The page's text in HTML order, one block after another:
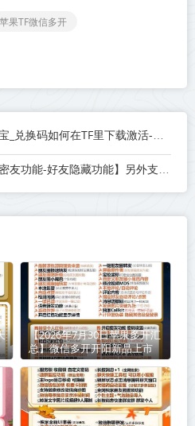
苹果TF微信多开
码如何在TF里下载激活-外测码能下几个
能-好友隐藏功能】另外支持虚拟视频功能
【2026年7月30日苹果多开汇
总】微信多开开阳新品上市